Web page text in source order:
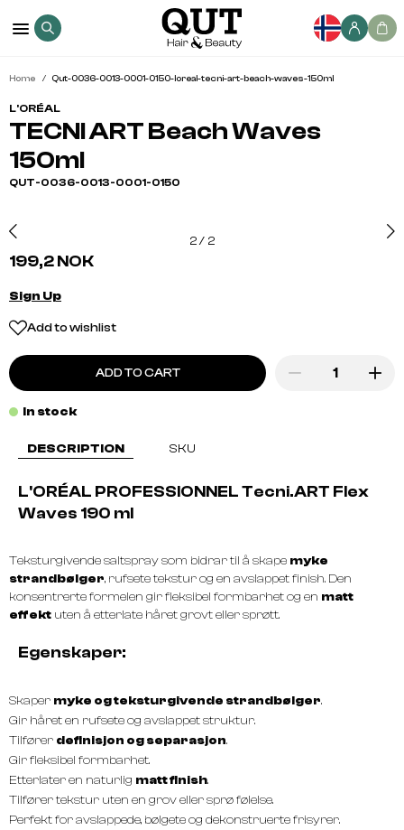
Home Qut-0036-0013-0001-0150-loreal-tecni-art-beach-waves-150ml
L'ORÉAL
TECNI ART Beach Waves
150ml
QUT-0036-0013-0001-0150
2/ 2
199,2 NOK
Sign Up
Add to wishlist
ADD TO CART
In stock
DESCRIPTION SKU
L'ORÉAL PROFESSIONNEL Tecni.ART Flex
Waves 190 ml
Teksturgivende saltspray som bidrar til å skape myke
strandbølger, rufsete tekstur og en avslappet finish. Den
konsentrerte formelen gir fleksibel formbarhet og en matt
effekt uten å etterlate håret grovt eller sprøtt.
Egenskaper:
Skaper myke og teksturgivende strandbølger.
Gir håret en rufsete og avslappet struktur.
Tilfører definisjon og separasjon.
Gir fleksibel formbarhet.
Etterlater en naturlig matt finish.
Tilfører tekstur uten en grov eller sprø følelse.
Perfekt for avslappede, bølgete og dekonstruerte frisyrer.